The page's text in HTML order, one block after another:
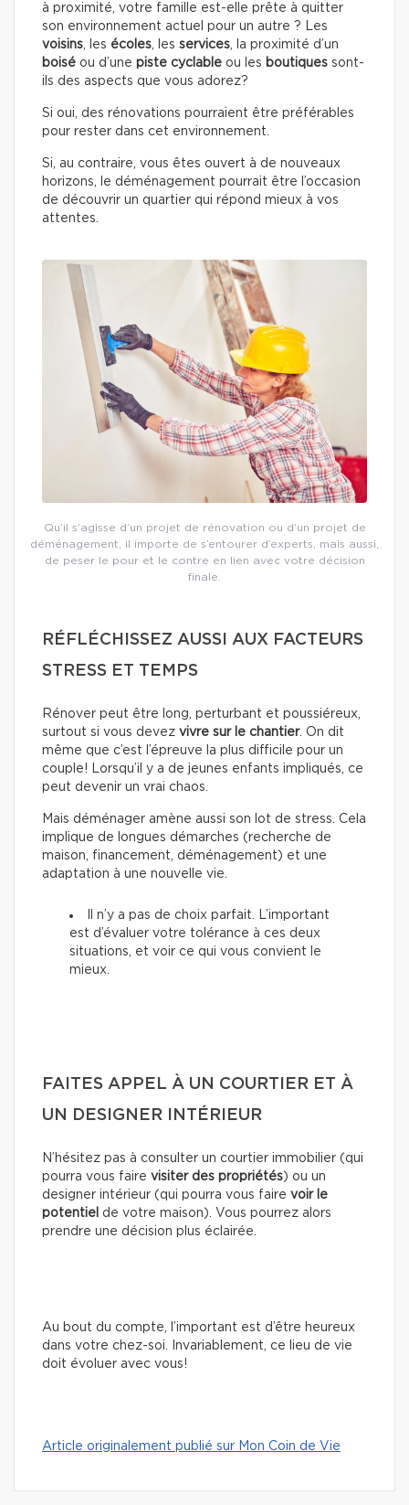
à proximité, votre famille est-elle prête à quitter
son environnement actuel pour un autre ? Les
voisins , les écoles , les services , la proximité d’un
boisé ou d’une piste cyclable ou les boutiques sont-
ils des aspects que vous adorez?
Si oui, des rénovations pourraient être préférables
pour rester dans cet environnement.
Si, au contraire, vous êtes ouvert à de nouveaux
horizons, le déménagement pourrait être l’occasion
de découvrir un quartier qui répond mieux à vos
attentes.
Qu’il s’agisse d’un projet de rénovation ou d’un projet de
déménagement, il importe de s’entourer d’experts, mais aussi,
de peser le pour et le contre en lien avec votre décision
finale.
RÉFLÉCHISSEZ AUSSI AUX FACTEURS
STRESS ET TEMPS
Rénover peut être long, perturbant et poussiéreux,
surtout si vous devez vivre sur le chantier. On dit
même que c’est l’épreuve la plus difficile pour un
couple! Lorsqu’il y a de jeunes enfants impliqués, ce
peut devenir un vrai chaos.
Mais déménager amène aussi son lot de stress. Cela
implique de longues démarches (recherche de
maison, financement, déménagement) et une
adaptation à une nouvelle vie.
Il n’y a pas de choix parfait. L’important
est d’évaluer votre tolérance à ces deux
situations, et voir ce qui vous convient le
mieux.
FAITES APPEL À UN COURTIER ET À
UN DESIGNER INTÉRIEUR
N’hésitez pas à consulter un courtier immobilier (qui
pourra vous faire visiter des propriétés) ou un
designer intérieur (qui pourra vous faire voir le
potentiel de votre maison). Vous pourrez alors
prendre une décision plus éclairée.
Au bout du compte, l’important est d’être heureux
dans votre chez-soi. Invariablement, ce lieu de vie
doit évoluer avec vous!
Article originalement publié sur Mon Coin de Vie